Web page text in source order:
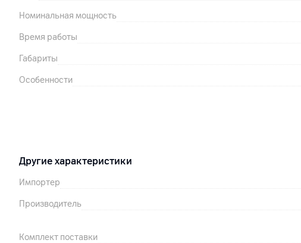
Номинальная мощность
Время работы
Габариты
Особенности
Другие характеристики
Импортер
Производитель
Комплект поставки